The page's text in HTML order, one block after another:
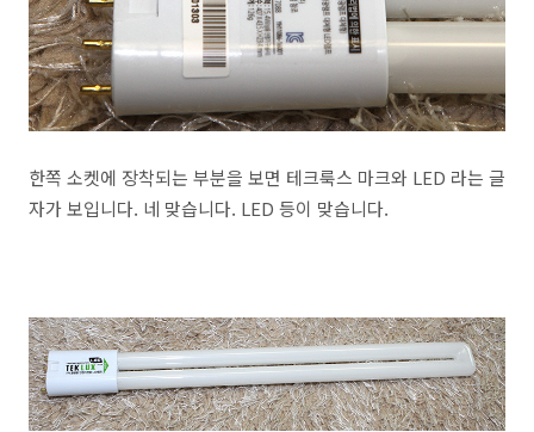
한쪽 소켓에 장착되는 부분을 보면 테크룩스 마크와 LED 라는 글
자가 보입니다. 네 맞습니다. LED 등이 맞습니다.